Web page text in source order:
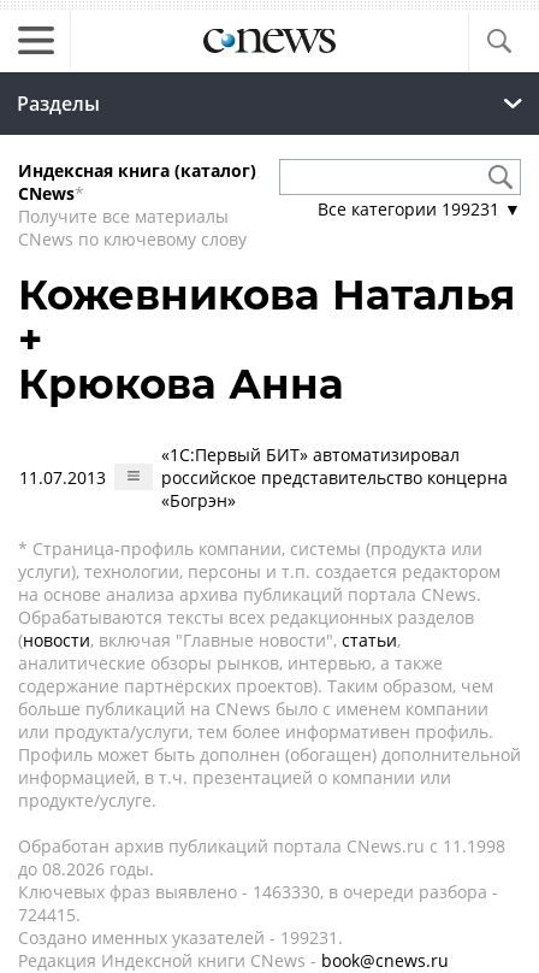
Разделы
Индексная книга (каталог)
CNews*
Получите все материалы
CNews по ключевому слову
Все категории 199231 ▼
Кожевникова Наталья
+
Крюкова Анна
11.07.2013
«1С:Первый БИТ» автоматизировал
российское представительство концерна
«Богрэн»
* Страница-профиль компании, системы (продукта или
услуги), технологии, персоны и т.п. создается редактором
на основе анализа архива публикаций портала CNews.
Обрабатываются тексты всех редакционных разделов
(новости, включая "Главные новости", статьи,
аналитические обзоры рынков, интервью, а также
содержание партнёрских проектов). Таким образом, чем
больше публикаций на CNews было с именем компании
или продукта/услуги, тем более информативен профиль.
Профиль может быть дополнен (обогащен) дополнительной
информацией, в т.ч. презентацией о компании или
продукте/услуге.
Обработан архив публикаций портала CNews.ru c 11.1998
до 08.2026 годы.
Ключевых фраз выявлено - 1463330, в очереди разбора -
724415.
Создано именных указателей - 199231.
Редакция Индексной книги CNews - book@cnews.ru